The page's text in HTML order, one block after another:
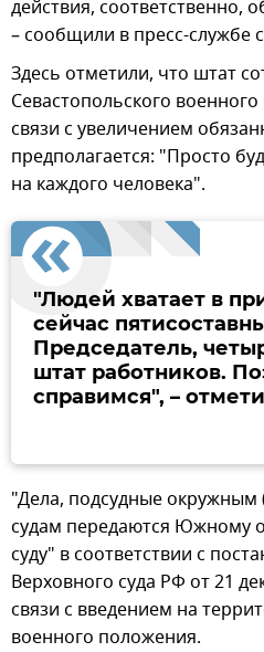
действия, соответственно,
– сообщили в пресс-службе
Здесь отметили, что штат
Севастопольского
связи с увеличением
предполагается: "Просто
на каждого человека".
"Людей хватает в
сейчас
Председатель,
штат работников.
справимся", –
"Дела, подсудные
судам передаются Южному
суду" в соответствии с
Верховного суда РФ от 21
связи с введением на
военного положения.